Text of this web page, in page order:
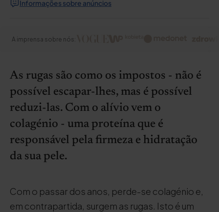
Informações sobre anúncios
A imprensa sobre nós:
As rugas são como os impostos - não é
possível escapar-lhes, mas é possível
reduzi-las. Com o alívio vem o
colagénio - uma proteína que é
responsável pela firmeza e hidratação
da sua pele.
Com o passar dos anos, perde-se colagénio e,
em contrapartida, surgem as rugas. Isto é um